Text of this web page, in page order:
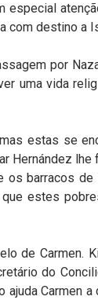
com destino a
por
uma vida
estas se
Hernández
barracos
estes
de Carmen.
do
Carmen